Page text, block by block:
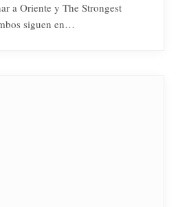
a Oriente y The Strongest
siguen en…